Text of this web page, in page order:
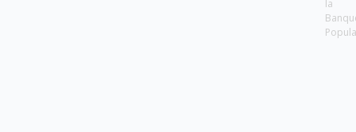
la